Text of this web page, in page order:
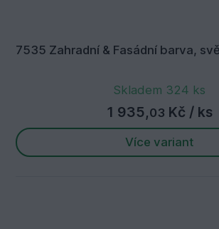
7535 Zahradní & Fasádní barva,
Skladem 324 ks
1 935,03 Kč / ks
Více variant